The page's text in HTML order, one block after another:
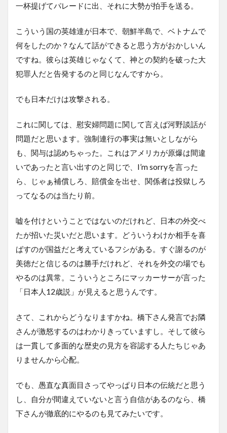
一杯提げてパレードに出、それに大勢が拍手を送る。
こういう国の英雄達が日本で、朝鮮半島で、ベトナムで
何をしたのか？なんて話ができると思う方がおかしいん
ですね。彼らは英雄じゃなくて、神との契約を破った大
犯罪人だと告発するのと同じなんですから。
でも日本だけは攻撃される。
これに関しては、慰安婦問題に関して言えば河野談話が
問題だと思います。強制連行の事実は無いとしながら
も、関与は認めちゃった。これはアメリカが原爆は間違
いであったと言い出すのと同じで、I’m sorryを言った
ら、じゃぁ補償しろ、賠償金を出せ、関係者は投獄しろ
ってなるのは当たり前。
嘘を付けということではないのだけれど、日本の外交べ
たが招いた災いだと思います。どういうわけか相手を喜
ばすのが国益だと考えているフシがある。すぐ謝るのが
美徳だと信じるのは勝手だけれど、それを外交の場でも
やるのは異常。こういうところにマッカーサーが言った
「日本人12歳説」が見えると思うんです。
さて、これからどうなりますかね。橋下さん発言でお隣
さんが激怒するのはわかりきっていますし。そして彼ら
は一貫して多面的な歴史の見方を容認する人たちじゃあ
りませんから心配。
でも、愚直な真面目さってやっぱり日本の伝統だと思う
し、自分が間違えていないと言う自信があるのなら、橋
下さんが徹底的にやるのも見てみたいです。